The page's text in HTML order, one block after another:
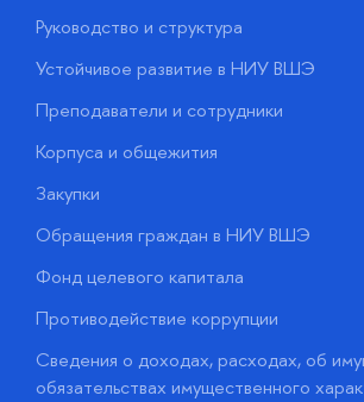
Руководство и структура
Устойчивое развитие в НИУ ВШЭ
Преподаватели и сотрудники
Корпуса и общежития
Закупки
Обращения граждан в НИУ ВШЭ
Фонд целевого капитала
Противодействие коррупции
Сведения о доходах, расходах, об
обязательствах имущественного